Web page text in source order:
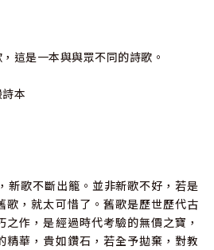
這是一本與與眾不同的詩歌。
本
新歌不斷出籠。並非新歌不好，若是
歌，就太可惜了。舊歌是歷世歷代古
作，是經過時代考驗的無價之寶，
精華，貴如鑽石，若全予拋棄，對教